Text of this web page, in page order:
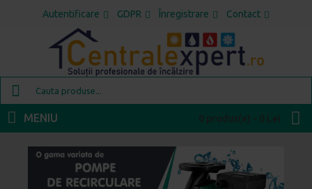
Autentificare GDPR Înregistrare Contact
MENIU